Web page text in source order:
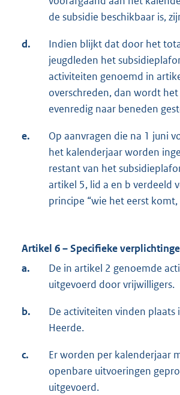
de subsidie beschikbaar is,
d.
Indien blijkt dat door het
jeugdleden het
activiteiten genoemd in
overschreden, dan wordt
evenredig naar beneden
e.
Op aanvragen die na 1 juni
het kalenderjaar worden
restant van het
artikel 5, lid a en b verdeeld
principe “wie het eerst
Artikel 6 – Specifieke
a.
De in artikel 2 genoemde
uitgevoerd door vrijwilligers.
b.
De activiteiten vinden plaats
Heerde.
c.
Er worden per kalenderjaar
openbare uitvoeringen
uitgevoerd.